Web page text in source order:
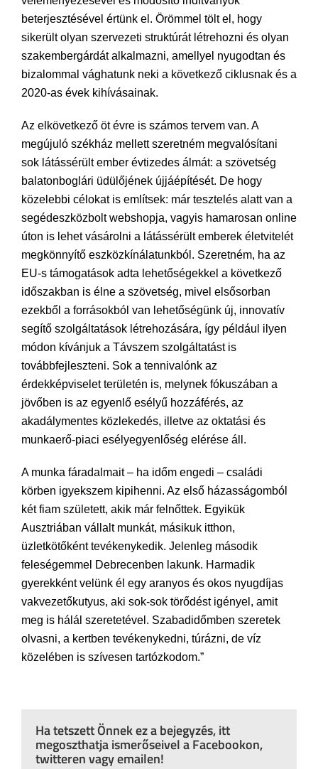
beterjesztésével értünk el. Örömmel tölt el, hogy
sikerült olyan szervezeti struktúrát létrehozni és olyan
szakembergárdát alkalmazni, amellyel nyugodtan és
bizalommal vághatunk neki a következő ciklusnak és a
2020-as évek kihívásainak.
Az elkövetkező öt évre is számos tervem van. A
megújuló székház mellett szeretném megvalósítani
sok látássérült ember évtizedes álmát: a szövetség
balatonboglári üdülőjének újjáépítését. De hogy
közelebbi célokat is említsek: már tesztelés alatt van a
segédeszközbolt webshopja, vagyis hamarosan online
úton is lehet vásárolni a látássérült emberek életvitelét
megkönnyítő eszközkínálatunkból. Szeretném, ha az
EU-s támogatások adta lehetőségekkel a következő
időszakban is élne a szövetség, mivel elsősorban
ezekből a forrásokból van lehetőségünk új, innovatív
segítő szolgáltatások létrehozására, így például ilyen
módon kívánjuk a Távszem szolgáltatást is
továbbfejleszteni. Sok a tennivalónk az
érdekképviselet területén is, melynek fókuszában a
jövőben is az egyenlő esélyű hozzáférés, az
akadálymentes közlekedés, illetve az oktatási és
munkaerő-piaci esélyegyenlőség elérése áll.
A munka fáradalmait – ha időm engedi – családi
körben igyekszem kipihenni. Az első házasságomból
két fiam született, akik már felnőttek. Egyikük
Ausztriában vállalt munkát, másikuk itthon,
üzletkötőként tevékenykedik. Jelenleg második
feleségemmel Debrecenben lakunk. Harmadik
gyerekként velünk él egy aranyos és okos nyugdíjas
vakvezetőkutyus, aki sok-sok törődést igényel, amit
meg is hálál szeretetével. Szabadidőmben szeretek
olvasni, a kertben tevékenykedni, túrázni, de víz
közelében is szívesen tartózkodom.”
Ha tetszett Önnek ez a bejegyzés, itt
megoszthatja ismerőseivel a Facebookon,
twitteren vagy emailen!